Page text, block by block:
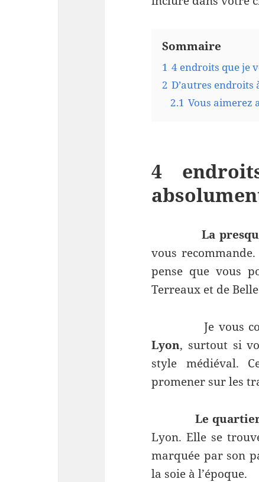
Sommaire
1 4 endroits que je
2 D’autres endroits
2.1 Vous aimerez
4
La
vous
pense que vous
Terreaux et de
Je vous
Lyon, surtout si
style médiéval.
promener sur les
Le
Lyon. Elle se
marquée par son
la soie à l’époque.